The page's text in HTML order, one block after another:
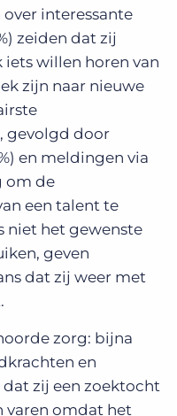
interessante
zeiden dat zij
iets willen horen van
zijn naar nieuwe
gevolgd door
en meldingen via
om de
een talent te
niet het gewenste
geven
dat zij weer met
zorg: bijna
en
zij een zoektocht
varen omdat het